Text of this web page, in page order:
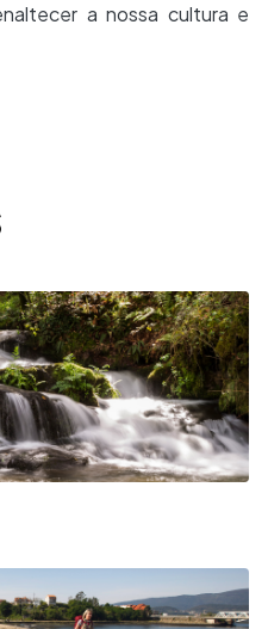
a nossa cultura e